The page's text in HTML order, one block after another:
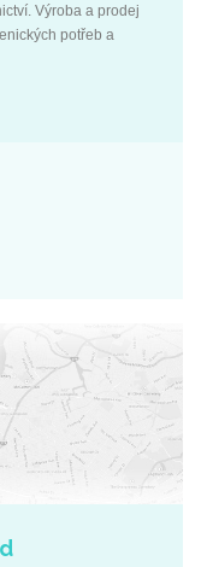
Výroba a prodej
potřeb a